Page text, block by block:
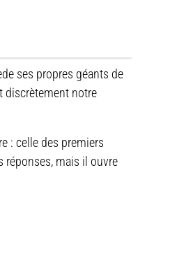
ses propres géants de
discrètement notre
: celle des premiers
réponses, mais il ouvre